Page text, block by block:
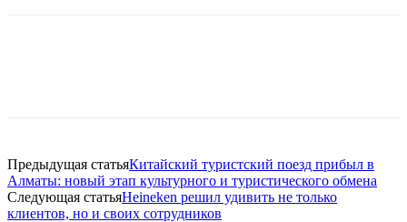
Предыдущая статьяКитайский туристский поезд прибыл в
Алматы: новый этап культурного и туристического обмена
Следующая статьяHeineken решил удивить не только
клиентов, но и своих сотрудников